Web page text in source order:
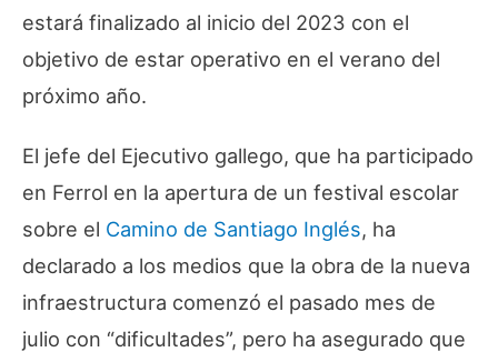
estará finalizado al inicio del 2023 con el
objetivo de estar operativo en el verano del
próximo año.
El jefe del Ejecutivo gallego, que ha participado
en Ferrol en la apertura de un festival escolar
sobre el Camino de Santiago Inglés, ha
declarado a los medios que la obra de la nueva
infraestructura comenzó el pasado mes de
julio con “dificultades”, pero ha asegurado que